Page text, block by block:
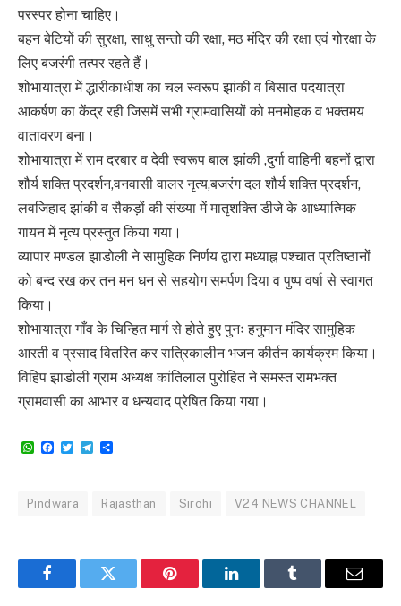
परस्पर होना चाहिए।
बहन बेटियों की सुरक्षा, साधु सन्तो की रक्षा, मठ मंदिर की रक्षा एवं गोरक्षा के
लिए बजरंगी तत्पर रहते हैं।
शोभायात्रा में द्धारीकाधीश का चल स्वरूप झांकी व बिसात पदयात्रा
आकर्षण का केंद्र रही जिसमें सभी ग्रामवासियों को मनमोहक व भक्तमय
वातावरण बना।
शोभायात्रा में राम दरबार व देवी स्वरूप बाल झांकी ,दुर्गा वाहिनी बहनों द्वारा
शौर्य शक्ति प्रदर्शन,वनवासी वालर नृत्य,बजरंग दल शौर्य शक्ति प्रदर्शन,
लवजिहाद झांकी व सैकड़ों की संख्या में मातृशक्ति डीजे के आध्यात्मिक
गायन में नृत्य प्रस्तुत किया गया।
व्यापार मण्डल झाडोली ने सामुहिक निर्णय द्वारा मध्याह्न पश्चात प्रतिष्ठानों
को बन्द रख कर तन मन धन से सहयोग समर्पण दिया व पुष्प वर्षा से स्वागत
किया।
शोभायात्रा गाँव के चिन्हित मार्ग से होते हुए पुनः हनुमान मंदिर सामुहिक
आरती व प्रसाद वितरित कर रात्रिकालीन भजन कीर्तन कार्यक्रम किया।
विहिप झाडोली ग्राम अध्यक्ष कांतिलाल पुरोहित ने समस्त रामभक्त
ग्रामवासी का आभार व धन्यवाद प्रेषित किया गया।
WhatsApp
Facebook
TwitterTelegram
Pindwara Rajasthan Sirohi V24 NEWS CHANNEL
FacebookTwitter Pinterest LinkedInTumblr Email